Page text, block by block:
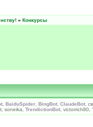
» Конкурсы
BaiduSpider BingBot ClaudeBot ,
, soneika, TrendictionBot , victorrich80,